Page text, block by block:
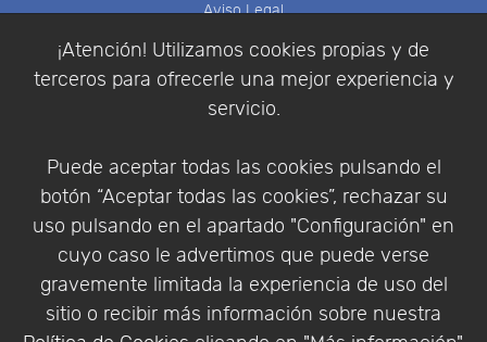
¡Atención! Utilizamos cookies propias y de
terceros para ofrecerle una mejor experiencia y
servicio.
Puede aceptar todas las cookies pulsando el
botón “Aceptar todas las cookies”, rechazar su
uso pulsando en el apartado "Configuración" en
cuyo caso le advertimos que puede verse
gravemente limitada la experiencia de uso del
sitio o recibir más información sobre nuestra
Aviso Legal
Política de Privacidad
Condiciones de compra
Identificarse
Empresa|Aviso Legal| Política de Privacidad |
Política de Cookies
© Copyright 1994 - 2026. Addlink Software